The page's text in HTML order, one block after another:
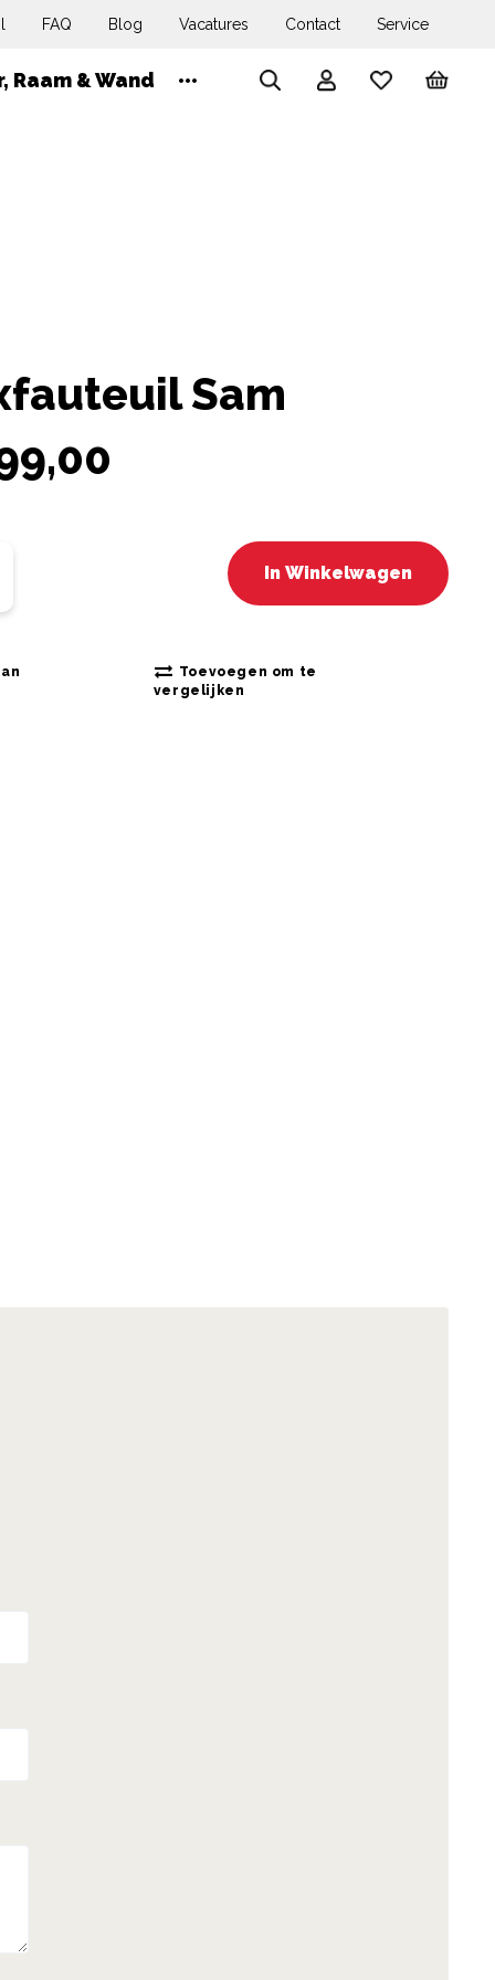
FAQ Blog Vacatures Contact Service
Raam & Wand Search
Account
Sam
In Winkelwagen
Toevoegen om te
vergelijken